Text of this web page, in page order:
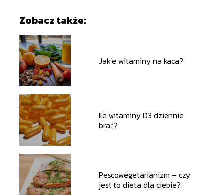
Zobacz także:
Jakie witaminy na kaca?
Ile witaminy D3 dziennie
brać?
Pescowegetarianizm – czy
jest to dieta dla ciebie?